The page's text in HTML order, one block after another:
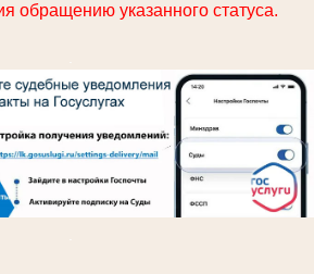
обращению указанного статуса.